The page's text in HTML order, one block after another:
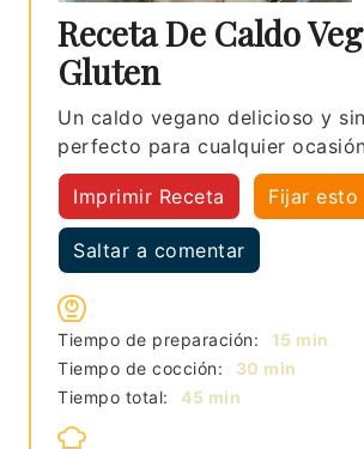
Receta De Caldo
Gluten
Un caldo vegano delicioso y
perfecto para cualquier
Imprimir Receta Fijar esto
Saltar a comentar
Tiempo de preparación: 15 minutos
min
Tiempo de cocción:
30 minutos
min
Tiempo total:
45 minutos
min